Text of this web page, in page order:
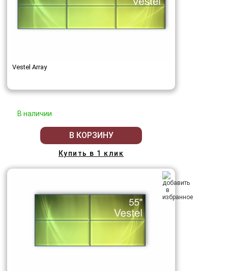
Vestel Array
В наличии
В КОРЗИНУ
Купить в 1 клик